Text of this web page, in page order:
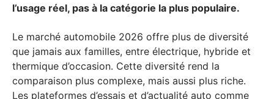
l’usage réel, pas à la catégorie la plus populaire.
Le marché automobile 2026 offre plus de diversité
que jamais aux familles, entre électrique, hybride et
thermique d’occasion. Cette diversité rend la
comparaison plus complexe, mais aussi plus riche.
Les plateformes d’essais et d’actualité auto comme